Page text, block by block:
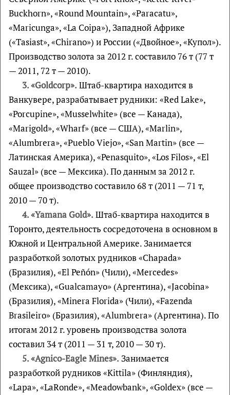
Buckhorn», «Round Mountain», «Paracatu»,
«Maricunga», «La Coipa»), Западной Африке
(«Tasiast», «Chirano») и России («Двойное», «Купол»).
Производство золота за 2012 г. составило 76 т (77 т
— 2011, 72 т — 2010).
3. «Goldcorp».Штаб-квартира находится в
Ванкувере, разрабатывает рудники: «Red Lake»,
«Porcupine», «Musselwhite» (все — Канада),
«Marigold», «Wharf» (все — США), «Marlin»,
«Alumbrera», «Pueblo Viejo», «San Martin» (все —
Латинская Америка), «Penasquito», «Los Filos», «El
Sauzal» (все — Мексика). По данным за 2012 г.
общее производство составило 68 т (2011 — 71 т,
2010 — 70 т).
4. «Yamana Gold».Штаб-квартира находится в
Торонто, деятельность сосредоточена в основном в
Южной и Центральной Америке. Занимается
разработкой золотых рудников «Chapada»
(Бразилия), «El Peñón» (Чили), «Mercedes»
(Мексика), «Gualcamayo» (Аргентина), «Jacobina»
(Бразилия), «Minera Florida» (Чили), «Fazenda
Brasileiro» (Бразилия), «Alumbrera» (Аргентина). По
итогам 2012 г. уровень производства золота
составил 34 т (2011 — 31 т, 2010 — 30 т).
5. «Agnico-Eagle Mines».Занимается
разработкой рудников «Kittila» (Финляндия),
«Lapa», «LaRonde», «Meadowbank», «Goldex» (все —